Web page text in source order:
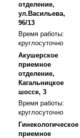
отделение,
ул.Васильева,
96/13
Время работы:
круглосуточно
Акушерское
приемное
отделение,
Кагальницкое
шоссе, 3
Время работы:
круглосуточно
Гинекологическое
приемное